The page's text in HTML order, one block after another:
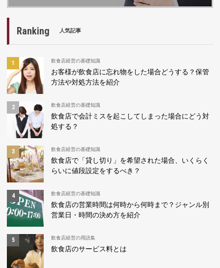
Ranking 人気記事
飲食店経営の基礎知識
お客様が飲食店に忘れ物をした場合どうする？保管
方法や対処方法を紹介
飲食店経営の基礎知識
飲食店で会計ミスを起こしてしまった場合にどう対
処する？
飲食店経営の基礎知識
飲食店で「貸し切り」を希望された場合、いくらく
らいに値段設定をするべき？
飲食店経営の基礎知識
飲食店の営業時間は何時から何時まで？ジャンル別
営業日・時間の決め方を紹介
飲食店経営の用語集
飲食店のサービス料とは